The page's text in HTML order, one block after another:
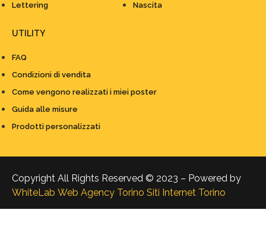
Lettering
Nascita
UTILITY
FAQ
Condizioni di vendita
Come vengono realizzati i miei poster
Guida alle misure
Prodotti personalizzati
Copyright All Rights Reserved © 2023 – Powered by
WhiteLab Web Agency Torino Siti Internet Torino